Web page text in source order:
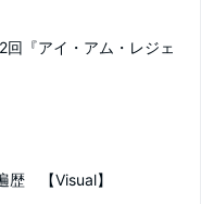
『アイ・アム・レジェ
歴 【Visual】